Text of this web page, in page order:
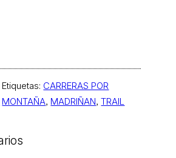
Etiquetas: CARRERAS POR
MONTAÑA, MADRIÑAN, TRAIL